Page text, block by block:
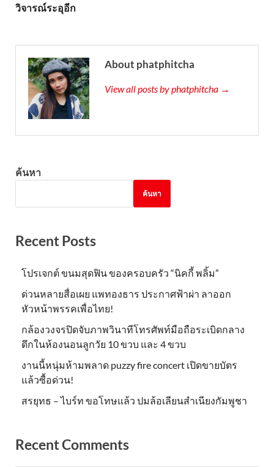
วิจารณ์ระอุอีก
About phatphitcha
View all posts by phatphitcha →
ค้นหา
ค้นหา
Recent Posts
โปรเจกต์ ขนมสุดฟิน ของครอบครัว “นิคกี้ พลิ้ม”
ด่วนหลายสื่อเผย แพทองธาร ประกาศฟ้าผ่า ลาออก
หัวหน้าพรรคเพื่อไทย!
กล้องวงจรปิดจับภาพวินาทีโทรศัพท์มือถือระเบิดกลาง
ดึกในห้องนอนลูกวัย 10 ขวบ และ 4 ขวบ
งานนี้หนุ่มห้ามพลาด puzzy fire concert เปิดขายบัตร
แล้วซื้อด่วน!
สรยุทธ – ไบร์ท ขอโทษแล้ว ปมล้อเลียนสำเนียงกัมพูชา
Recent Comments